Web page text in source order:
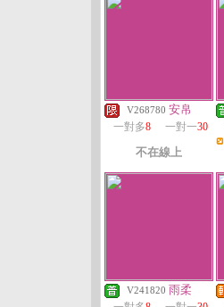
V268780 安帛
一對多8 一對一30
不在線上
V241820 雨柔